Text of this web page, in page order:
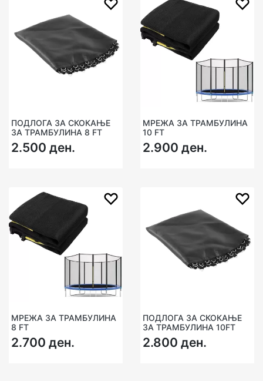
ПОДЛОГА ЗА СКОКАЊЕ
ЗА ТРАМБУЛИНА 8 FT
2.500 ден.
МРЕЖА ЗА ТРАМБУЛИНА
10 FT
2.900 ден.
МРЕЖА ЗА ТРАМБУЛИНА
8 FT
2.700 ден.
ПОДЛОГА ЗА СКОКАЊЕ
ЗА ТРАМБУЛИНA 10FT
2.800 ден.